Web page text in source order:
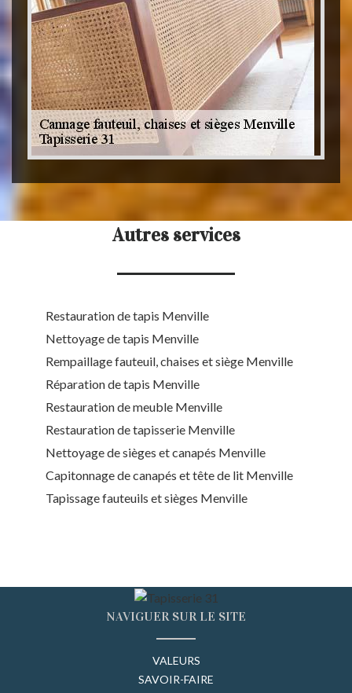
Autres services
Restauration de tapis Menville
Nettoyage de tapis Menville
Rempaillage fauteuil, chaises et siège Menville
Réparation de tapis Menville
Restauration de meuble Menville
Restauration de tapisserie Menville
Nettoyage de sièges et canapés Menville
Capitonnage de canapés et tête de lit Menville
Tapissage fauteuils et sièges Menville
NAVIGUER SUR LE SITE
VALEURS
SAVOIR-FAIRE